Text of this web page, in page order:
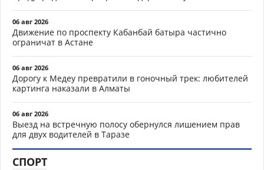
06 авг 2026
Движение по проспекту Кабанбай батыра частично
ограничат в Астане
06 авг 2026
Дорогу к Медеу превратили в гоночный трек: любителей
картинга наказали в Алматы
06 авг 2026
Выезд на встречную полосу обернулся лишением прав
для двух водителей в Таразе
СПОРТ